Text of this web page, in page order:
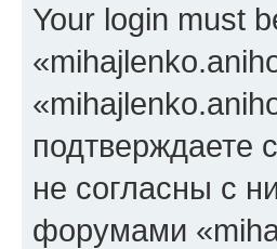
Your login must
подтверждаете
не согласны с
форумами